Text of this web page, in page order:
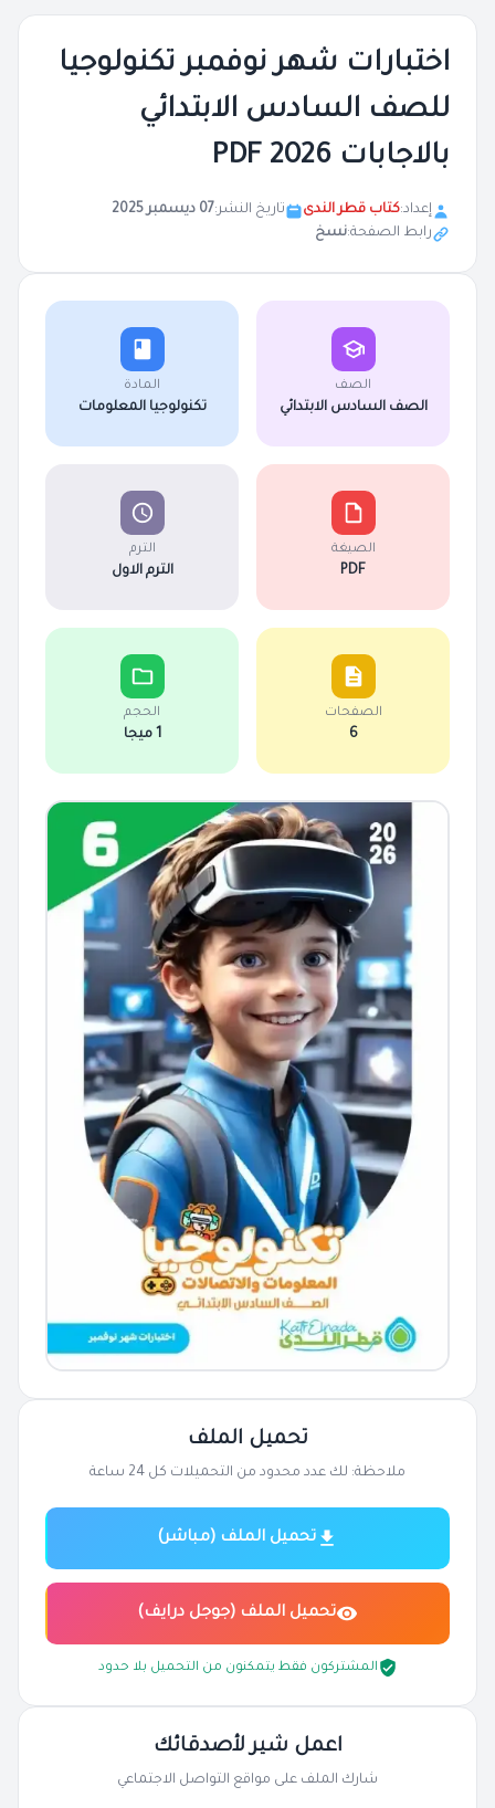
اختبارات شهر نوفمبر تكنولوجيا
للصف السادس الابتدائي
بالاجابات 2026 PDF
إعداد:كتاب قطر الندى تاريخ النشر:07 ديسمبر 2025
رابط الصفحة:نسخ
الصف
الصف السادس الابتدائي
المادة
تكنولوجيا المعلومات
الصيغة
PDF
الترم
الترم الاول
الصفحات
6
الحجم
1 ميجا
تحميل الملف
ملاحظة: لك عدد محدود من التحميلات كل 24 ساعة
تحميل الملف (مباشر)
تحميل الملف (جوجل درايف)
المشتركون فقط يتمكنون من التحميل بلا حدود
اعمل شير لأصدقائك
شارك الملف على مواقع التواصل الاجتماعي